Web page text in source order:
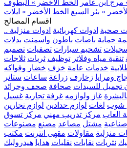
مرج ابن عامر
الخط الأخضر » البطوف
» بئر السبع الخط الأخضر » ايلات
اقسام المصالح
صحية ادوات كهربائية ادوات منزلية
حماية باصات باطون واسمنت بدلات
تشحيم سيارات تصفيات تصميم
تنقية مياه وفلاتر توظيف ثريات ثلاجات
خدمات عامة خزف خضار وفواكه
ومرايا زخارف زراعة ساعات ستائر
تجميل للسيدات صحافة صحف وجرائد
غاز ولوازمه غرفة تجارية غسيل
شوب لغات لوازم حدادين لوازم نجارين
العاب مركز تدريب مهني مركز تسوق
مشتل مصاعد مصنع مصنوعات
منزلية مقاولات مقهى انترنت مكتب
نثريات نقابات نقليات هدايا هيدروليك